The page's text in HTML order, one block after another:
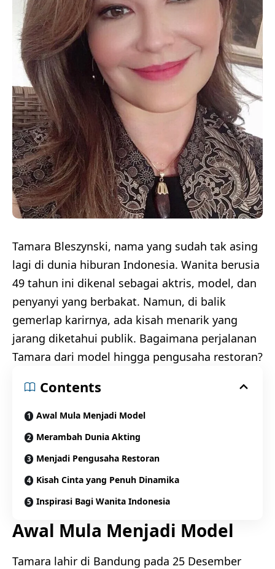
Tamara Bleszynski, nama yang sudah tak asing
lagi di dunia hiburan Indonesia. Wanita berusia
49 tahun ini dikenal sebagai aktris, model, dan
penyanyi yang berbakat. Namun, di balik
gemerlap karirnya, ada kisah menarik yang
jarang diketahui publik. Bagaimana perjalanan
Tamara dari model hingga pengusaha restoran?
Contents
Awal Mula Menjadi Model
Merambah Dunia Akting
Menjadi Pengusaha Restoran
Kisah Cinta yang Penuh Dinamika
Inspirasi Bagi Wanita Indonesia
Awal Mula Menjadi Model
Tamara lahir di Bandung pada 25 Desember